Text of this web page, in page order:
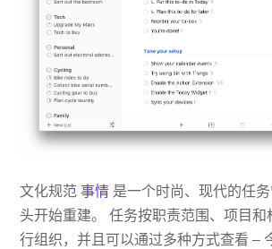
文化规范事情 是一个时尚、现代的任
头开始重建。 任务按职责范围、项目和
行组织，并且可以通过多种方式查看 –